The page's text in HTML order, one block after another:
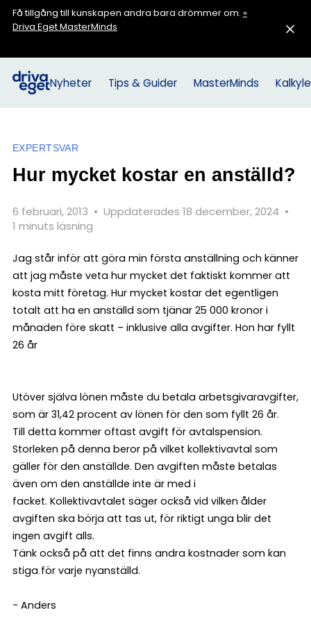
Få tillgång till kunskapen andra bara drömmer om. »
Driva Eget MasterMinds
Nyheter Tips & Guider MasterMinds
EXPERTSVAR
Hur mycket kostar en anställd?
6 februari, 2013 • Uppdaterades 18 december, 2024 •
1 minuts läsning
Jag står inför att göra min första anställning och känner
att jag måste veta hur mycket det faktiskt kommer att
kosta mitt företag. Hur mycket kostar det egentligen
totalt att ha en anställd som tjänar 25 000 kronor i
månaden före skatt – inklusive alla avgifter. Hon har fyllt
26 år
Utöver själva lönen måste du betala arbetsgivaravgifter,
som är 31,42 procent av lönen för den som fyllt 26 år.
Till detta kommer oftast avgift för avtalspension.
Storleken på denna beror på vilket kollektivavtal som
gäller för den anställde. Den avgiften måste betalas
även om den anställde inte är med i
facket. Kollektivavtalet säger också vid vilken ålder
avgiften ska börja att tas ut, för riktigt unga blir det
ingen avgift alls.
Tänk också på att det finns andra kostnader som kan
stiga för varje nyanställd.
- Anders